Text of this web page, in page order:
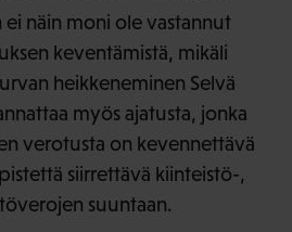
ei näin moni ole vastannut
keventämistä, mikäli
heikkeneminen Selvä
myös ajatusta, jonka
verotusta on kevennettävä
siirrettävä kiinteistö-,
suuntaan.